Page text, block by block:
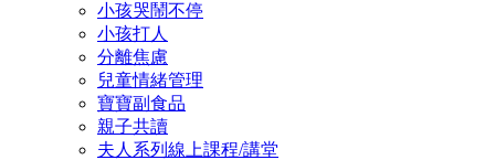
小孩哭鬧不停
小孩打人
分離焦慮
兒童情緒管理
寶寶副食品
親子共讀
夫人系列線上課程/講堂